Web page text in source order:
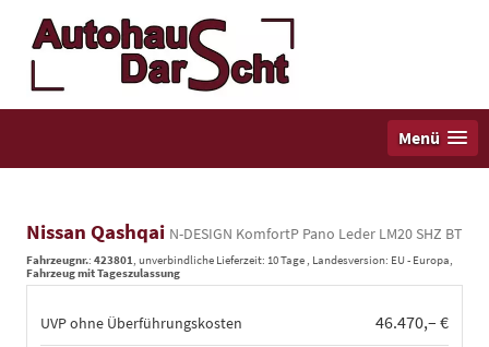
Menü
Nissan Qashqai N-DESIGN KomfortP Pano Leder LM20 SHZ BT
Fahrzeugnr.: 423801 , unverbindliche Lieferzeit: 10 Tage , Landesversion: EU - Europa,
Fahrzeug mit Tageszulassung
UVP ohne Überführungskosten 46.470,– €